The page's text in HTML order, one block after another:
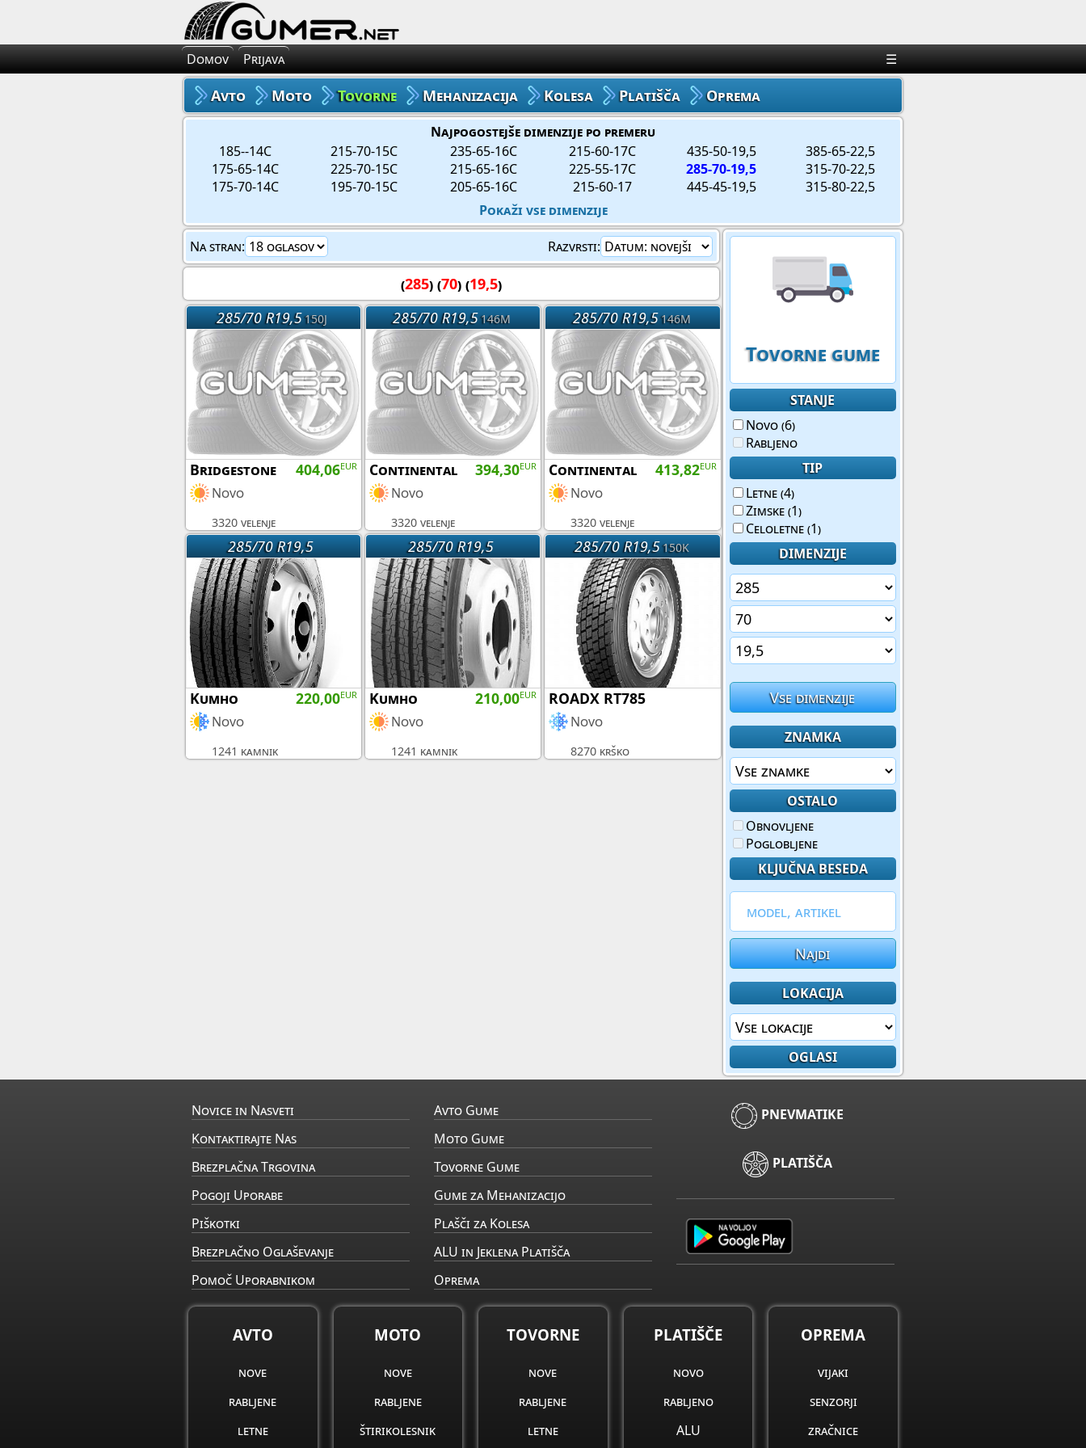
×
Avto Gume
Moto Gume
Tovorne Gume
Gume za Mehanizacijo
Gume za Kolo
Platišča
Domov Prijava ☰
Avto Moto Tovorne Mehanizacija Kolesa Platišča Oprema
Najpogostejše dimenzije po premeru
185--14C
175-65-14C
175-70-14C
215-70-15C
225-70-15C
195-70-15C
235-65-16C
215-65-16C
205-65-16C
215-60-17C
225-55-17C
215-60-17
435-50-19,5
285-70-19,5
445-45-19,5
385-65-22,5
315-70-22,5
315-80-22,5
Pokaži vse dimenzije
Tovorne gume
STANJE
Novo (6)
Rabljeno
TIP
Letne (4)
Zimske (1)
Celoletne (1)
DIMENZIJE
Vse dimenzije
ZNAMKA
OSTALO
Obnovljene
Poglobljene
KLJUČNA BESEDA
Najdi
LOKACIJA
OGLASI
Na stran: Razvrsti:
(285) (70) (19,5)
285/70 R19,5150J
404,06EUR
Bridgestone
Novo
3320 velenje
285/70 R19,5146M
394,30EUR
Continental
Novo
3320 velenje
285/70 R19,5146M
413,82EUR
Continental
Novo
3320 velenje
285/70 R19,5
220,00EUR
Kumho
Novo
1241 kamnik
285/70 R19,5
210,00EUR
Kumho
Novo
1241 kamnik
285/70 R19,5150K
ROADX RT785
Novo
8270 krško
Novice in Nasveti
Kontaktirajte Nas
Brezplačna Trgovina
Pogoji Uporabe
Piškotki
Brezplačno Oglaševanje
Pomoč Uporabnikom
Avto Gume
Moto Gume
Tovorne Gume
Gume za Mehanizacijo
Plašči za Kolesa
ALU in Jeklena Platišča
Oprema
PNEVMATIKE
PLATIŠČA
AVTO
nove
rabljene
letne
MOTO
nove
rabljene
štirikolesnik
TOVORNE
nove
rabljene
letne
PLATIŠČE
novo
rabljeno
ALU
OPREMA
vijaki
senzorji
zračnice